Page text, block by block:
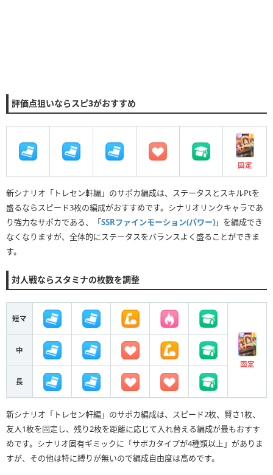
評価点狙いならスピ3がおすすめ
固定
新シナリオ「トレセン軒編」のサポカ編成は、ステータスとスキルPtを
盛るならスピード3枚の編成がおすすめです。シナリオリンクキャラであ
り強力なサポカである、「SSRファインモーション(パワー)」を編成でき
なくなりますが、全体的にステータスをバランスよく盛ることができま
す。
対人戦ならスタミナの枚数を調整
短マ
固定
中
長
新シナリオ「トレセン軒編」のサポカ編成は、スピード2枚、賢さ1枚、
友人1枚を固定し、残り2枚を距離に応じて入れ替える編成が最もおすす
めです。シナリオ固有ギミックに「サポカタイプが4種類以上」がありま
すが、その他は特に縛りが無いので編成自由度は高めです。